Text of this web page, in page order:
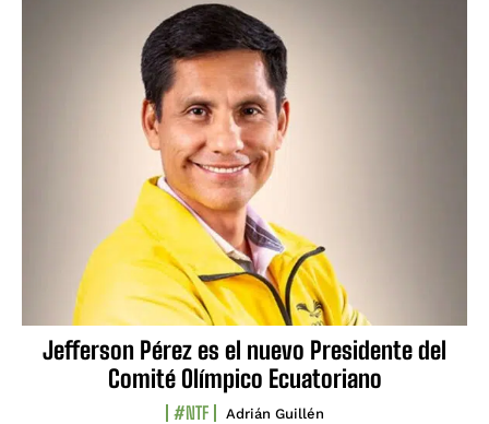
Jefferson Pérez es el nuevo Presidente del
Comité Olímpico Ecuatoriano
#NTF Adrián Guillén